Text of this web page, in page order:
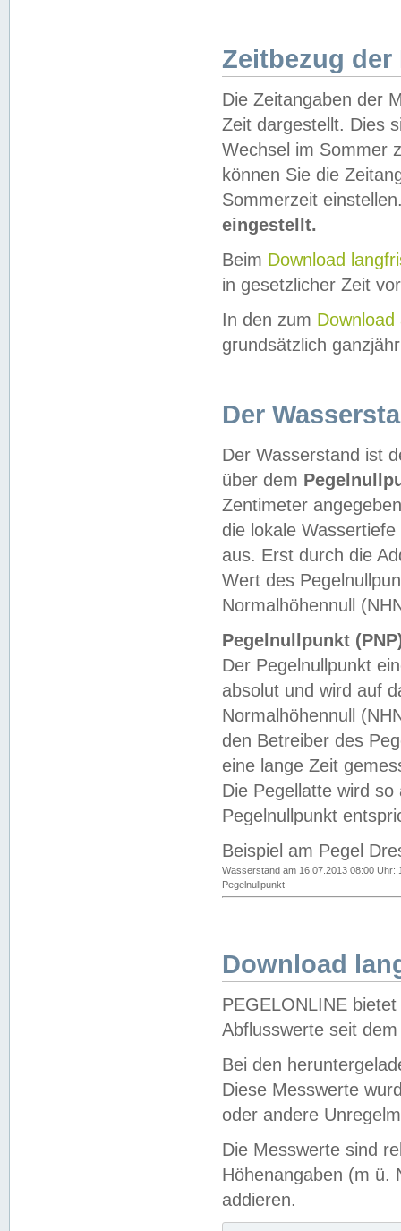
Zeitbezug der
Die Zeitangaben der
Zeit dargestellt. Dies
Wechsel im Sommer
können Sie die
Sommerzeit
eingestellt.
Beim Download
in gesetzlicher Zeit
In den zum Download
grundsätzlich
Der
Der Wasserstand ist
über dem
Zentimeter
die lokale
aus. Erst durch die
Wert des
Normalhöhennull
Pegelnullpunkt
Der Pegelnullpunkt
absolut und wird auf
Normalhöhennull
den Betreiber des
eine lange Zeit
Die Pegellatte wird
Pegelnullpunkt
Beispiel am Pegel
Wasserstand am 16.07.2013 08:00 Uhr:
Pegelnullpunkt
Download
PEGELONLINE
Abflusswerte seit
Bei den
Diese Messwerte
oder andere
Die Messwerte sind
Höhenangaben (m ü.
addieren.